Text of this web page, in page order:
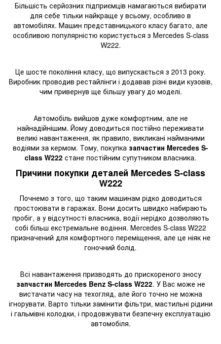
Більшість серйозних підприємців намагаються вибирати
для себе тільки найкраще у всьому, особливо в
автомобілях. Машин представницького класу багато, але
особливою популярністю користується з Mercedes S-class
W222.
Це шосте покоління класу, що випускається з 2013 року.
Виробник проводив рестайлінги і додавав різні види кузовів,
чим привернув ще більшу увагу до моделі.
Автомобіль вийшов дуже комфортним, але не
найнадійнішим. Йому доводиться постійно переживати
великі навантаження, як правило, викликані найманими
водіями за кермом. Тому, покупка запчастин Mercedes S-
class W222 стане постійним супутником власника.
Причини покупки деталей Mercedes S-class
W222
Почнемо з того, що таким машинам рідко доводиться
простоювати в гаражах. Вони досить швидко набирають
пробіг, а у відсутності власника, водії нерідко дозволяють
собі більш екстремальне водіння. Mercedes S-class W222
призначений для комфортного переміщення, але це ніяк не
гоночний болід.
Всі навантаження призводять до прискореного зносу
запчастин Mercedes Benz S-class W222. У Вас може не
вистачати часу на техогляд, але його точно не можна
ігнорувати. Варто тільки замінити фільтри, мастильні рідини
і гальмівні колодки, і продовжувати безпечну експлуатацію
автомобіля.